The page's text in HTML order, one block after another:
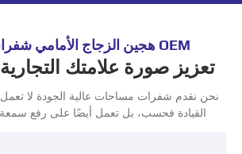
OEM هجين الزجاج الأمامي شفرات ممسحة
تعزيز صورة علامتك
نحن نقدم شفرات مساحات عالية الجودة لا
القيادة فحسب، بل تعمل أيضًا على رفع سمعة